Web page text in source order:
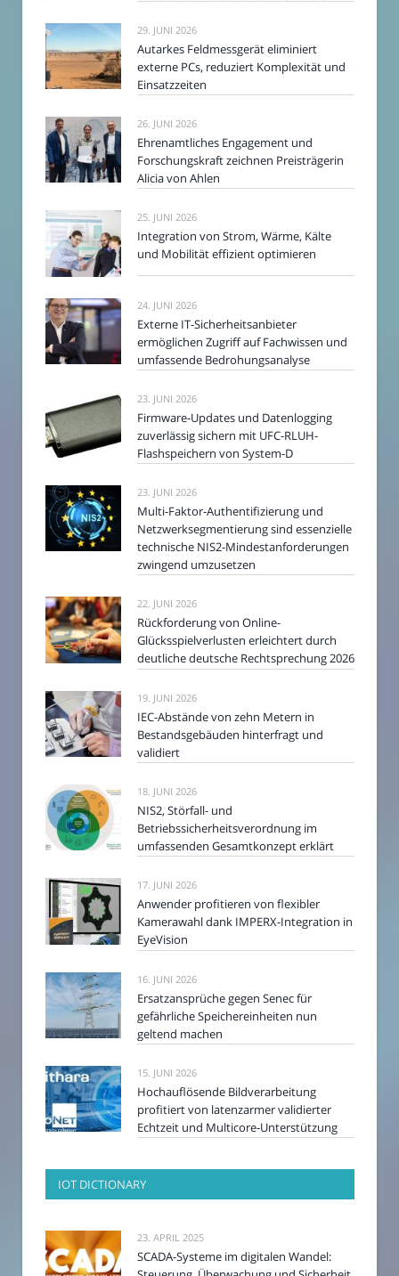
29. JUNI 2026
Autarkes Feldmessgerät eliminiert
externe PCs, reduziert Komplexität und
Einsatzzeiten
26. JUNI 2026
Ehrenamtliches Engagement und
Forschungskraft zeichnen Preisträgerin
Alicia von Ahlen
25. JUNI 2026
Integration von Strom, Wärme, Kälte
und Mobilität effizient optimieren
24. JUNI 2026
Externe IT-Sicherheitsanbieter
ermöglichen Zugriff auf Fachwissen und
umfassende Bedrohungsanalyse
23. JUNI 2026
Firmware-Updates und Datenlogging
zuverlässig sichern mit UFC-RLUH-
Flashspeichern von System-D
23. JUNI 2026
Multi-Faktor-Authentifizierung und
Netzwerksegmentierung sind essenzielle
technische NIS2-Mindestanforderungen
zwingend umzusetzen
22. JUNI 2026
Rückforderung von Online-
Glücksspielverlusten erleichtert durch
deutliche deutsche Rechtsprechung 2026
19. JUNI 2026
IEC-Abstände von zehn Metern in
Bestandsgebäuden hinterfragt und
validiert
18. JUNI 2026
NIS2, Störfall- und
Betriebssicherheitsverordnung im
umfassenden Gesamtkonzept erklärt
17. JUNI 2026
Anwender profitieren von flexibler
Kamerawahl dank IMPERX-Integration in
EyeVision
16. JUNI 2026
Ersatzansprüche gegen Senec für
gefährliche Speichereinheiten nun
geltend machen
15. JUNI 2026
Hochauflösende Bildverarbeitung
profitiert von latenzarmer validierter
Echtzeit und Multicore-Unterstützung
IOT DICTIONARY
23. APRIL 2025
SCADA-Systeme im digitalen Wandel: